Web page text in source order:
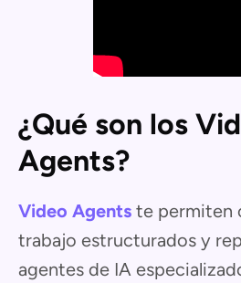
¿Qué son los
Agents?
Video Agents te permiten
trabajo estructurados y
agentes de IA